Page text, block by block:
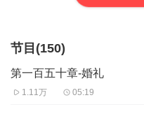
节目(150)
第一百五十章-婚礼
1.11万 05:19